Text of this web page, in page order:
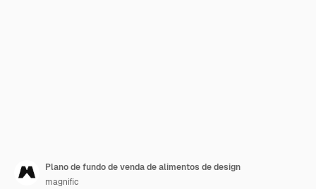
Plano de fundo de venda de alimentos de design
magnific